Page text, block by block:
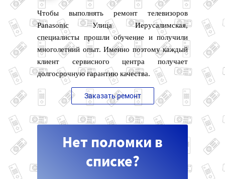
Чтобы выполнять ремонт телевизоров
Panasonic Улица Иерусалимская,
специалисты прошли обучение и получили
многолетний опыт. Именно поэтому каждый
клиент сервисного центра получает
долгосрочную гарантию качества.
Заказать ремонт
Нет поломки в
списке?